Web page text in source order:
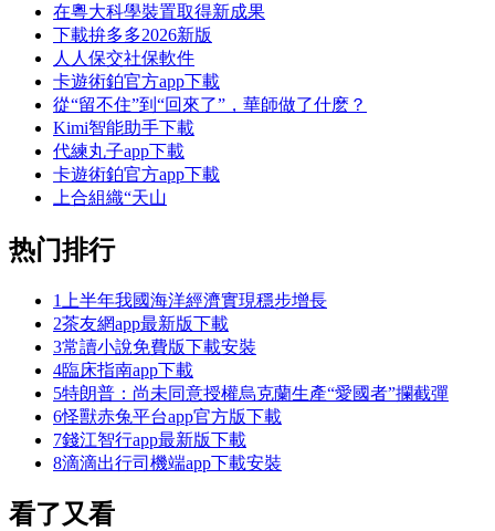
在粵大科學裝置取得新成果
下載拚多多2026新版
人人保交社保軟件
卡遊術鉑官方app下載
從“留不住”到“回來了”，華師做了什麽？
Kimi智能助手下載
代練丸子app下載
卡遊術鉑官方app下載
上合組織“天山
热门排行
1
上半年我國海洋經濟實現穩步增長
2茶友網app最新版下載
3常讀小說免費版下載安裝
4臨床指南app下載
5特朗普：尚未同意授權烏克蘭生產“愛國者”攔截彈
6怪獸赤兔平台app官方版下載
7錢江智行app最新版下載
8滴滴出行司機端app下載安裝
看了又看